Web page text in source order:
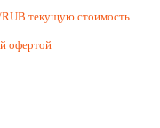
RUB текущую стоимость
офертой